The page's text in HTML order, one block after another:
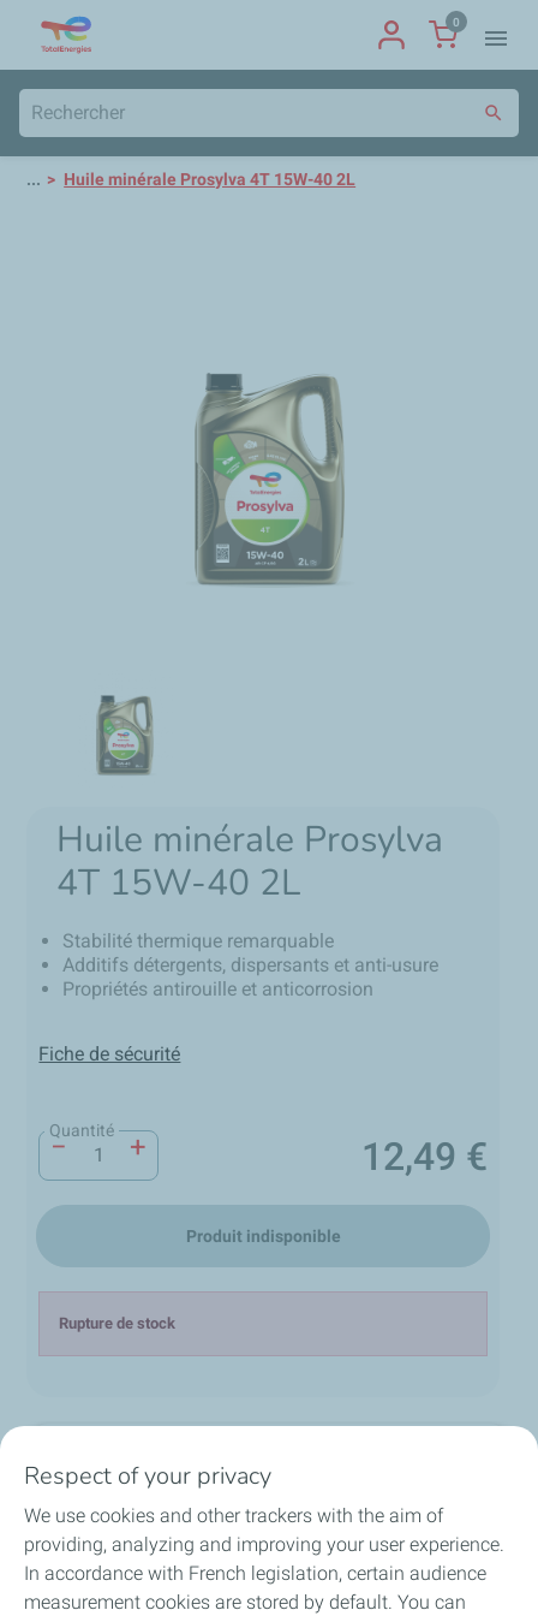
0
menu
search
... Huile minérale Prosylva 4T 15W-40 2L
Huile minérale Prosylva
4T 15W-40 2L
Stabilité thermique remarquable
Additifs détergents, dispersants et anti-usure
Propriétés antirouille et anticorrosion
Fiche de sécurité
Quantité
− + Prix
12,49 €
Produit indisponible
Rupture de stock
Description
TotalEnergies Prosylva 4T 15W-40 est une huile
minérale destinée aux moteurs 4 temps essence ou
Diesel des matériels de motoculture professionnelle
et de plaisance.
local_shipping
group
lock
loop
Respect of your privacy
We use cookies and other trackers with the aim of
providing, analyzing and improving your user experience.
In accordance with French legislation, certain audience
measurement cookies are stored by default. You can